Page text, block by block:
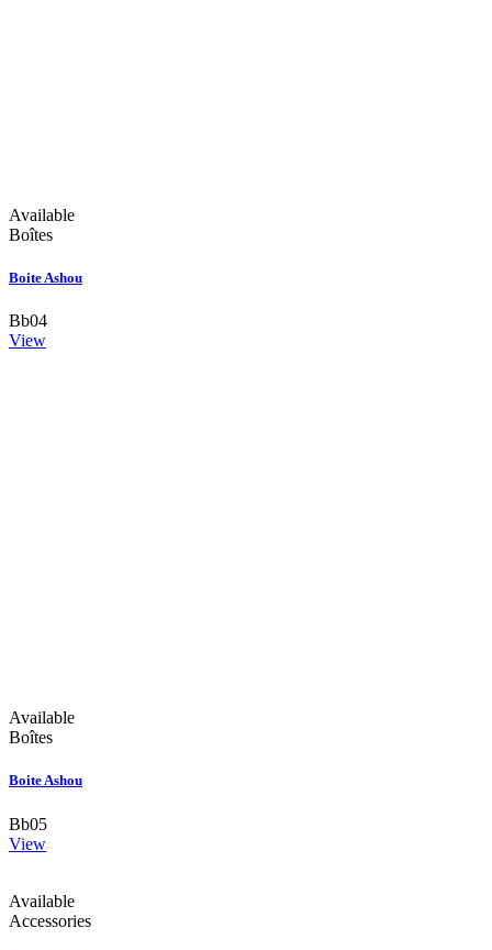
Available
Boîtes
Boite Ashou
Bb04
View
Available
Boîtes
Boite Ashou
Bb05
View
Available
Accessories